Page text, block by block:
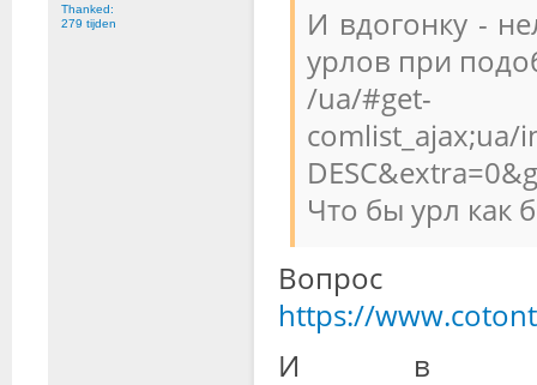
Thanked:
279 tijden
И вдогонку -
урлов при
/ua/#get-
Что бы урл как
Вопрос
https://
И в